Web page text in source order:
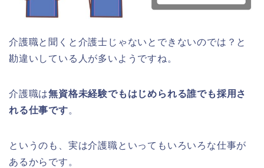
介護職と聞くと介護士じゃないとできないのでは？と
勘違いしている人が多いようですね。
介護職は無資格未経験でもはじめられる誰でも採用さ
れる仕事です。
というのも、実は介護職といってもいろいろな仕事が
あるからです。